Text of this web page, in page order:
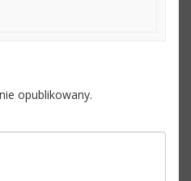
opublikowany.